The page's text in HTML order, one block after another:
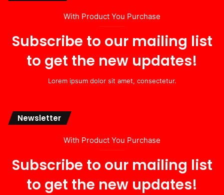
With Product You Purchase
Subscribe to our mailing list
to get the new updates!
Lorem ipsum dolor sit amet, consectetur.
Newsletter
With Product You Purchase
Subscribe to our mailing list
to get the new updates!